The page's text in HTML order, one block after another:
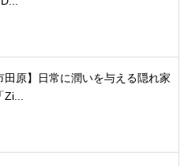
田原】日常に潤いを与える隠れ家